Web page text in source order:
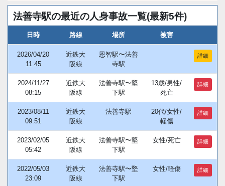
法善寺駅の最近の人身事故一覧(最新5件)
日時 路線 場所 被害
2026/04/20
11:45
近鉄大
阪線
恩智駅〜法善
寺駅
詳細
2024/11/27
08:15
近鉄大
阪線
法善寺駅〜堅
下駅
13歳/男性/
死亡
詳細
2023/08/11
09:51
近鉄大
阪線
法善寺駅
20代/女性/
軽傷
詳細
2023/02/05
05:42
近鉄大
阪線
法善寺駅〜堅
下駅
女性/死亡 詳細
2022/05/03
23:09
近鉄大
阪線
法善寺駅〜堅
下駅
女性/軽傷 詳細